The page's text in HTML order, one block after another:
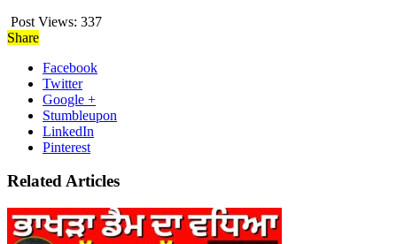
Post Views: 337
Share
Facebook
Twitter
Google +
Stumbleupon
LinkedIn
Pinterest
Related Articles